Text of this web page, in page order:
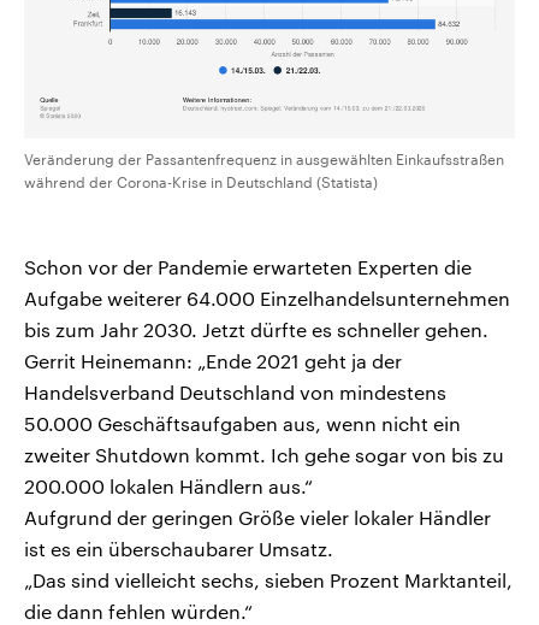
Veränderung der Passantenfrequenz in ausgewählten Einkaufsstraßen
während der Corona-Krise in Deutschland (Statista)
Schon vor der Pandemie erwarteten Experten die
Aufgabe weiterer 64.000 Einzelhandelsunternehmen
bis zum Jahr 2030. Jetzt dürfte es schneller gehen.
Gerrit Heinemann: „Ende 2021 geht ja der
Handelsverband Deutschland von mindestens
50.000 Geschäftsaufgaben aus, wenn nicht ein
zweiter Shutdown kommt. Ich gehe sogar von bis zu
200.000 lokalen Händlern aus.“
Aufgrund der geringen Größe vieler lokaler Händler
ist es ein überschaubarer Umsatz.
„Das sind vielleicht sechs, sieben Prozent Marktanteil,
die dann fehlen würden.“